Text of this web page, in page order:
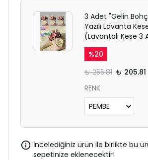
3 Adet "Gelin
Yazılı Lavanta
(Lavantalı Kese 3
%20
₺ 255.81 ₺ 205.81
RENK
İncelediğiniz ürün ile birlikte bu
sepetinize eklenecektir!